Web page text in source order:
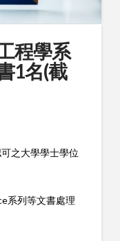
程學系
1名(截
之大學學士學位
系列等文書處理